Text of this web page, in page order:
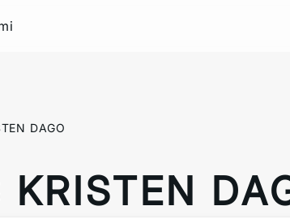
DAGO
KRISTEN